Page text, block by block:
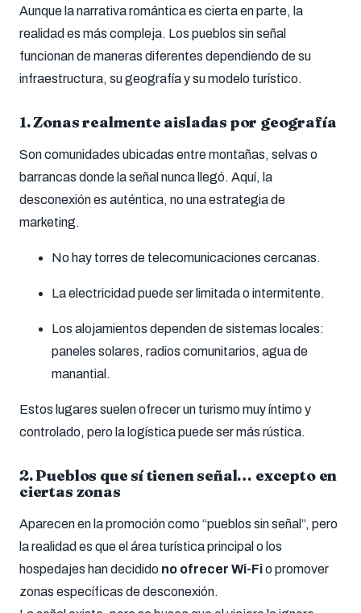
Aunque la narrativa romántica es cierta en parte, la
realidad es más compleja. Los pueblos sin señal
funcionan de maneras diferentes dependiendo de su
infraestructura, su geografía y su modelo turístico.
1.Zonas realmente aisladas por geografía
Son comunidades ubicadas entre montañas, selvas o
barrancas donde la señal nunca llegó. Aquí, la
desconexión es auténtica, no una estrategia de
marketing.
No hay torres de telecomunicaciones cercanas.
La electricidad puede ser limitada o intermitente.
Los alojamientos dependen de sistemas locales:
paneles solares, radios comunitarios, agua de
manantial.
Estos lugares suelen ofrecer un turismo muy íntimo y
controlado, pero la logística puede ser más rústica.
2.Pueblos que sí tienen señal… excepto en
ciertas zonas
Aparecen en la promoción como “pueblos sin señal”, pero
la realidad es que el área turística principal o los
hospedajes han decidido no ofrecer Wi-Fio promover
zonas específicas de desconexión.